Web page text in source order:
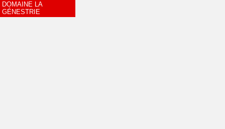
DOMAINE LA
GÉNESTRIE